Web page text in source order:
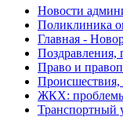
Новости
Поликлиника
Главная -
Поздравления,
Право и
ЖКХ:
Транспортный